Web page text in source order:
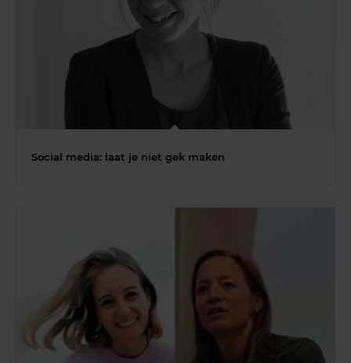
Social media: laat je niet gek maken